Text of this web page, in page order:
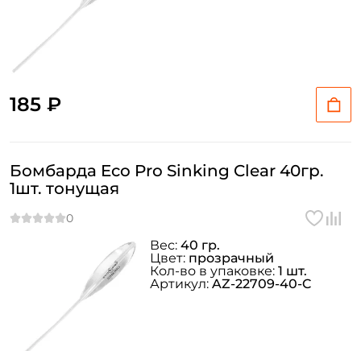
185 ₽
Бомбарда Eco Pro Sinking Clear 40гр.
1шт. тонущая
Вес: 40 гр.
Цвет: прозрачный
Кол-во в упаковке: 1 шт.
Артикул:AZ-22709-40-C